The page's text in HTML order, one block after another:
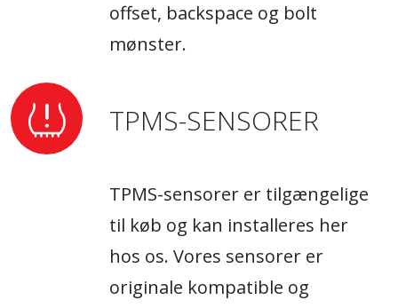
offset, backspace og bolt
mønster.
TPMS-SENSORER
TPMS-sensorer er tilgængelige
til køb og kan installeres her
hos os. Vores sensorer er
originale kompatible og